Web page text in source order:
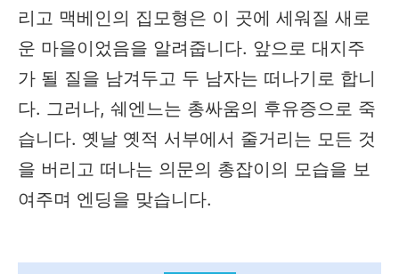
리고 맥베인의 집모형은 이 곳에 세워질 새로
운 마을이었음을 알려줍니다. 앞으로 대지주
가 될 질을 남겨두고 두 남자는 떠나기로 합니
다. 그러나, 쉐엔느는 총싸움의 후유증으로 죽
습니다. 옛날 옛적 서부에서 줄거리는 모든 것
을 버리고 떠나는 의문의 총잡이의 모습을 보
여주며 엔딩을 맞습니다.